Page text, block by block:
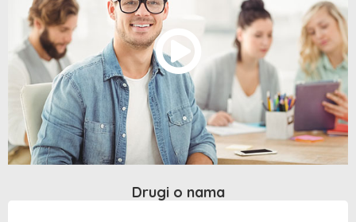
Drugi o nama